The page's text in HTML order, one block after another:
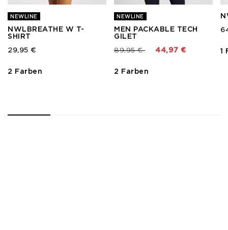
NEWLINE
NWLBREATHE W T-
SHIRT
29,95 €
2 Farben
NEWLINE
MEN PACKABLE TECH
GILET
Preis reduziert von
89,95 €bis 44,97 €
2 Farben
1